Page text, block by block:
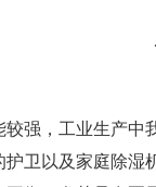
较强，工业生产中
卫以及家庭除